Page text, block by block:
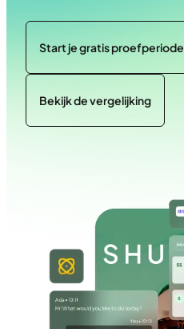
Start je gratis proefperiode
Bekijk de vergelijking